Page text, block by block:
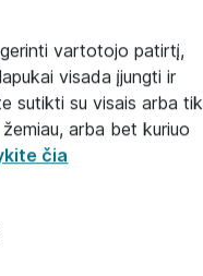
vartotojo patirtį,
visada įjungti ir
sutikti su visais arba tik
arba bet kuriuo
čia